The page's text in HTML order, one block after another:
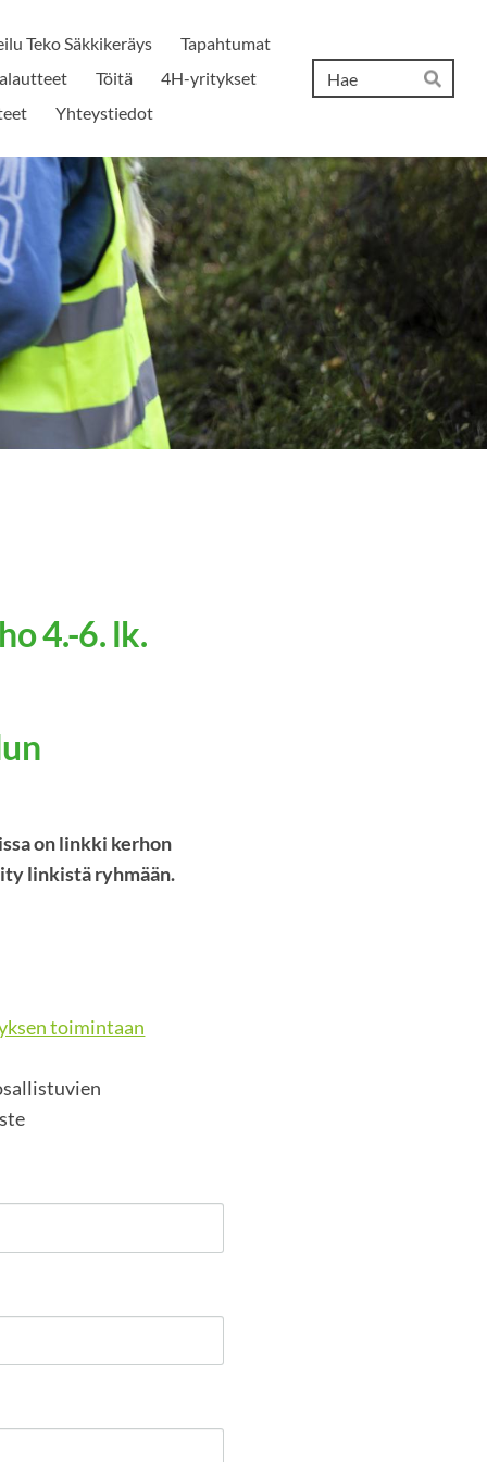
Teko Säkkikeräys
Tapahtumat
Töitä
4H-yritykset
Yhteystiedot
Hae
4.-6. lk.
on linkki kerhon
linkistä ryhmään.
toimintaan